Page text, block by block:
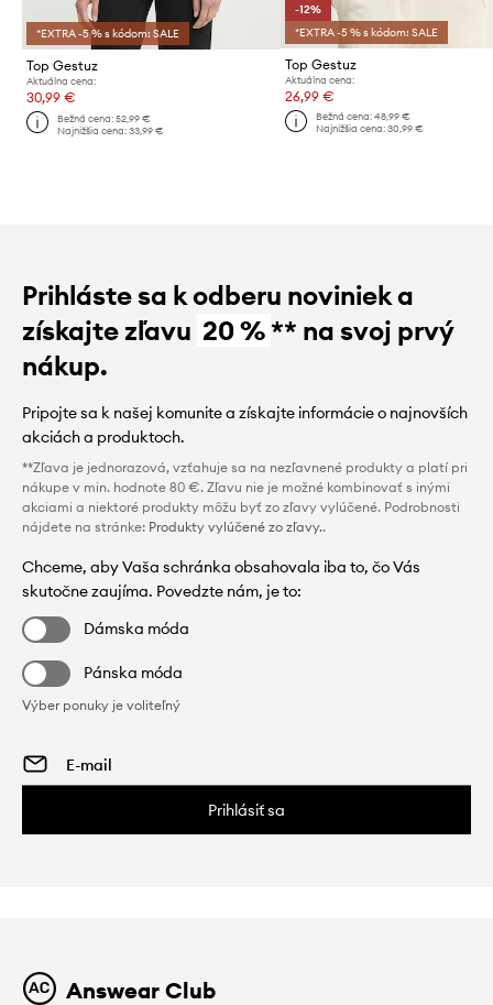
*EXTRA -5 % s kódom: SALE
Top Gestuz
Aktuálna cena:
30,99 €
Bežná cena:52,99 €
Najnižšia cena:33,99 €
-12%
*EXTRA -5 % s kódom: SALE
Top Gestuz
Aktuálna cena:
26,99 €
Bežná cena: 48,99 €
Najnižšia cena: 30,99 €
Prihláste sa k odberu noviniek a
získajte zľavu 20 %** na svoj prvý
nákup.
Pripojte sa k našej komunite a získajte informácie o najnovších
akciách a produktoch.
**Zľava je jednorazová, vzťahuje sa na nezľavnené produkty a platí pri
nákupe v min. hodnote 80 €. Zľavu nie je možné kombinovať s inými
akciami a niektoré produkty môžu byť zo zľavy vylúčené. Podrobnosti
nájdete na stránke: Produkty vylúčené zo zľavy..
Chceme, aby Vaša schránka obsahovala iba to, čo Vás
skutočne zaujíma. Povedzte nám, je to:
Dámska móda
Pánska móda
Výber ponuky je voliteľný
Prihlásiť sa
Answear Club